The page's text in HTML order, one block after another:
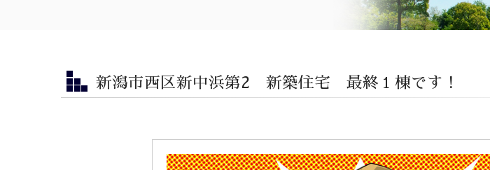
新潟市西区新中浜第2 新築住宅 最終１棟です！